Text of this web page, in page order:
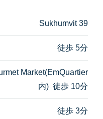
Sukhumvit 39
徒歩 5分
Market(EmQuartier
内) 徒歩 10分
徒歩 3分